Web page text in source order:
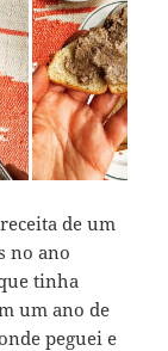
de um
no ano
tinha
um ano de
peguei e